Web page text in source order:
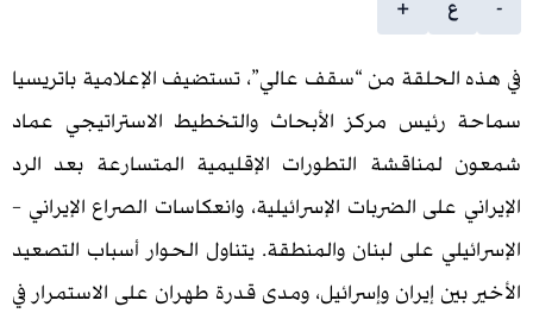
من “سقف عالي”، تستضيف الإعلامية باتريسيا
مركز الأبحاث والتخطيط الاستراتيجي عماد
التطورات الإقليمية المتسارعة بعد الرد
على الضربات الإسرائيلية، وانعكاسات الصراع الإيراني –
على لبنان والمنطقة. يتناول الحوار أسباب التصعيد
إيران وإسرائيل، ومدى قدرة طهران على الاستمرار في